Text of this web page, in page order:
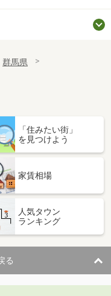
群馬県
「住みたい街」
を見つけよう
家賃相場
人気タウン
ランキング
る